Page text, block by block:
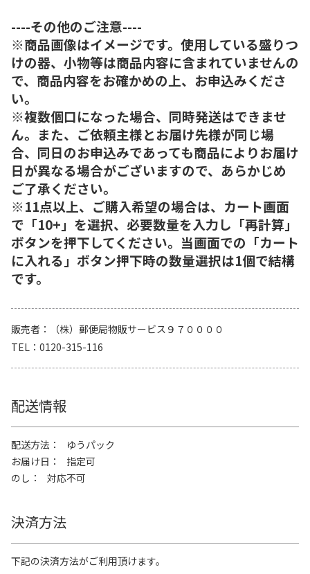
----その他のご注意----
※商品画像はイメージです。使用している盛りつ
けの器、小物等は商品内容に含まれていませんの
で、商品内容をお確かめの上、お申込みくださ
い。
※複数個口になった場合、同時発送はできませ
ん。また、ご依頼主様とお届け先様が同じ場
合、同日のお申込みであっても商品によりお届け
日が異なる場合がございますので、あらかじめ
ご了承ください。
※11点以上、ご購入希望の場合は、カート画面
で「10+」を選択、必要数量を入力し「再計算」
ボタンを押下してください。当画面での「カート
に入れる」ボタン押下時の数量選択は1個で結構
です。
販売者
（株）郵便局物販サービス９７００００
TEL
0120-315-116
配送情報
配送方法
ゆうパック
お届け日
指定可
のし
対応不可
決済方法
下記の決済方法がご利用頂けます。